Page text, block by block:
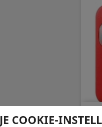
JE COOKIE-